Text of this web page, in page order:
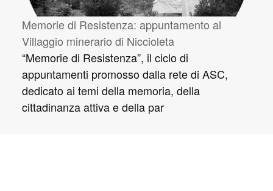
Memorie di Resistenza: appuntamento al
Villaggio minerario di Niccioleta
“Memorie di Resistenza”, il ciclo di
appuntamenti promosso dalla rete di ASC,
dedicato ai temi della memoria, della
cittadinanza attiva e della par